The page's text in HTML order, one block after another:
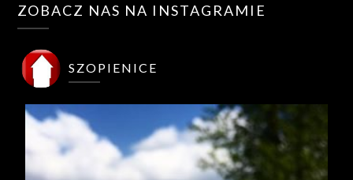
ZOBACZ NAS NA INSTAGRAMIE
SZOPIENICE